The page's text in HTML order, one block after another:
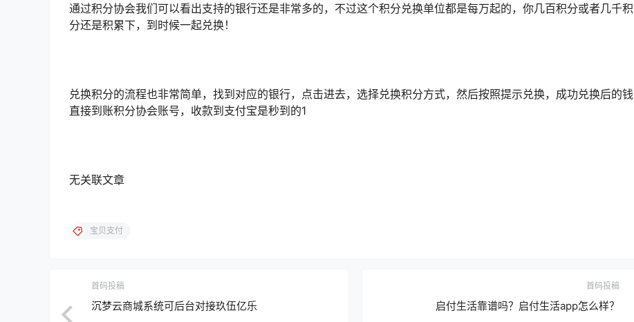
通过积分协会我们可以看出支持的银行还是非常多的，不过这个积分兑换单位都是每万起的，你几百积分或者几千积
分还是积累下，到时候一起兑换！
兑换积分的流程也非常简单，找到对应的银行，点击进去，选择兑换积分方式，然后按照提示兑换，成功兑换后的钱
直接到账积分协会账号，收款到支付宝是秒到的1
无关联文章
宝贝支付
首码投稿
沉梦云商城系统可后台对接玖伍亿乐
首码投稿
启付生活靠谱吗？启付生活app怎么样？